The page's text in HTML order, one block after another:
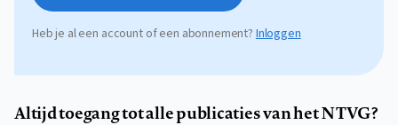
Heb je al een account of een abonnement? Inloggen
Altijd toegang tot alle publicaties van het NTVG?